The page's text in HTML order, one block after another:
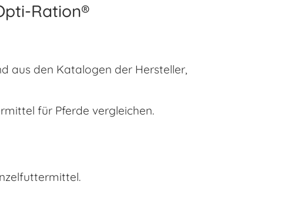
Ration®
aus den Katalogen der Hersteller,
für Pferde vergleichen.